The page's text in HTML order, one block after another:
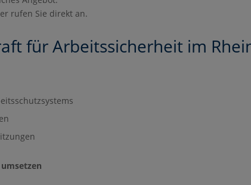
rufen Sie direkt an.
für Arbeitssicherheit im